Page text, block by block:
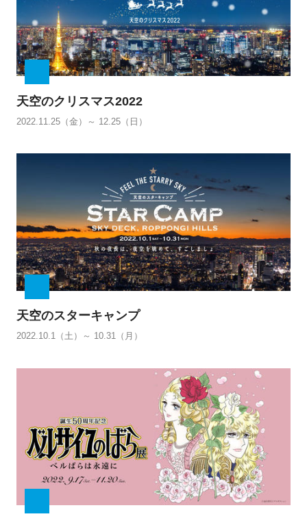
天空のクリスマス2022
2022.11.25（金）～ 12.25（日）
天空のスターキャンプ
2022.10.1（土）～ 10.31（月）